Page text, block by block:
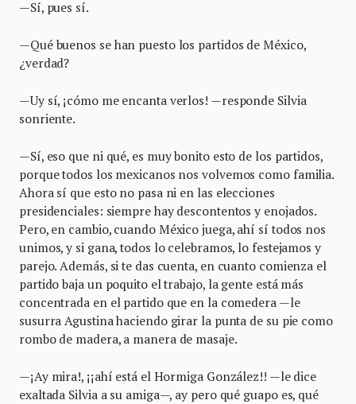
—Sí, pues sí.
—Qué buenos se han puesto los partidos de México,
¿verdad?
—Uy sí, ¡cómo me encanta verlos! —responde Silvia
sonriente.
—Sí, eso que ni qué, es muy bonito esto de los partidos,
porque todos los mexicanos nos volvemos como familia.
Ahora sí que esto no pasa ni en las elecciones
presidenciales: siempre hay descontentos y enojados.
Pero, en cambio, cuando México juega, ahí sí todos nos
unimos, y si gana, todos lo celebramos, lo festejamos y
parejo. Además, si te das cuenta, en cuanto comienza el
partido baja un poquito el trabajo, la gente está más
concentrada en el partido que en la comedera —le
susurra Agustina haciendo girar la punta de su pie como
rombo de madera, a manera de masaje.
—¡Ay mira!, ¡¡ahí está el Hormiga González!! —le dice
exaltada Silvia a su amiga—, ay pero qué guapo es, qué